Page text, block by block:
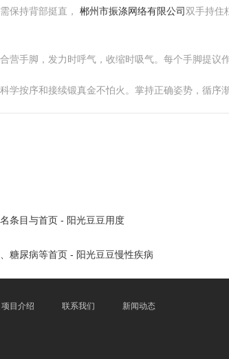
保持背部挺直， 郴州市振涤网络有限公司 双手持住
营手脚，发力时呼气，收缩时吸气。每个手脚提议
学按序和接续锻真金不怕火。掌持正确姿势，循序
条目与首页 - 阳光豆豆用度
糖尿病等首页 - 阳光豆豆慢性疾病
项目介绍 联系我们 新闻动态